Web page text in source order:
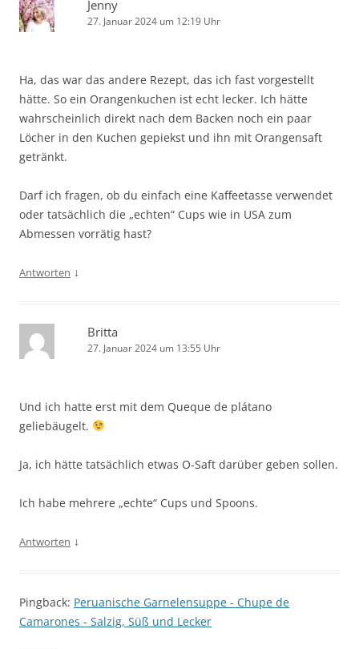
Jenny
27. Januar 2024 um 12:19 Uhr
Ha, das war das andere Rezept, das ich fast vorgestellt
hätte. So ein Orangenkuchen ist echt lecker. Ich hätte
wahrscheinlich direkt nach dem Backen noch ein paar
Löcher in den Kuchen gepiekst und ihn mit Orangensaft
getränkt.
Darf ich fragen, ob du einfach eine Kaffeetasse verwendet
oder tatsächlich die „echten“ Cups wie in USA zum
Abmessen vorrätig hast?
Antworten ↓
Britta
27. Januar 2024 um 13:55 Uhr
Und ich hatte erst mit dem Queque de plátano
geliebäugelt.
Ja, ich hätte tatsächlich etwas O-Saft darüber geben sollen.
Ich habe mehrere „echte“ Cups und Spoons.
Antworten ↓
Pingback: Peruanische Garnelensuppe - Chupe de
Camarones - Salzig, Süß und Lecker